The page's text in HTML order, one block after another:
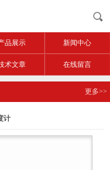
品展示 新闻中心
术文章 在线留言
更多>>
计